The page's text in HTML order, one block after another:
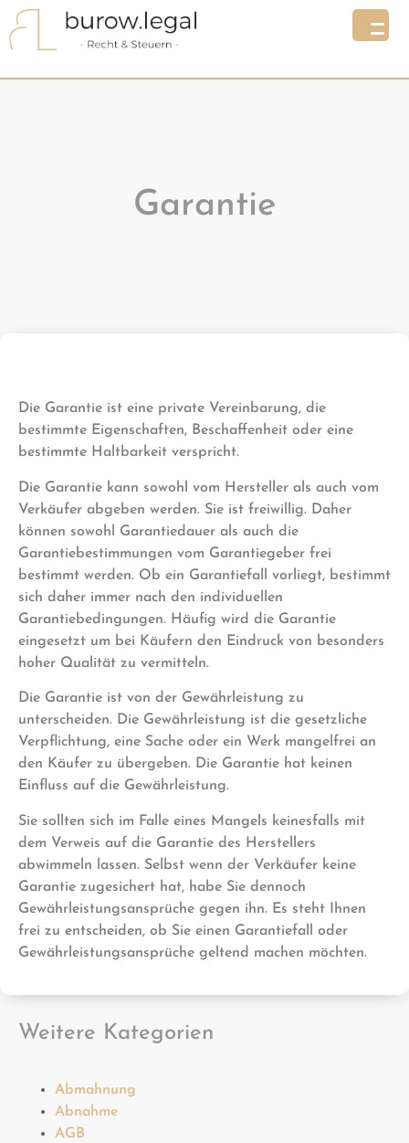
Garantie
Die Garantie ist eine private Vereinbarung, die
bestimmte Eigenschaften, Beschaffenheit oder eine
bestimmte Haltbarkeit verspricht.
Die Garantie kann sowohl vom Hersteller als auch vom
Verkäufer abgeben werden. Sie ist freiwillig. Daher
können sowohl Garantiedauer als auch die
Garantiebestimmungen vom Garantiegeber frei
bestimmt werden. Ob ein Garantiefall vorliegt, bestimmt
sich daher immer nach den individuellen
Garantiebedingungen. Häufig wird die Garantie
eingesetzt um bei Käufern den Eindruck von besonders
hoher Qualität zu vermitteln.
Die Garantie ist von der Gewährleistung zu
unterscheiden. Die Gewährleistung ist die gesetzliche
Verpflichtung, eine Sache oder ein Werk mangelfrei an
den Käufer zu übergeben. Die Garantie hat keinen
Einfluss auf die Gewährleistung.
Sie sollten sich im Falle eines Mangels keinesfalls mit
dem Verweis auf die Garantie des Herstellers
abwimmeln lassen. Selbst wenn der Verkäufer keine
Garantie zugesichert hat, habe Sie dennoch
Gewährleistungsansprüche gegen ihn. Es steht Ihnen
frei zu entscheiden, ob Sie einen Garantiefall oder
Gewährleistungsansprüche geltend machen möchten.
Weitere Kategorien
Abmahnung
Abnahme
AGB